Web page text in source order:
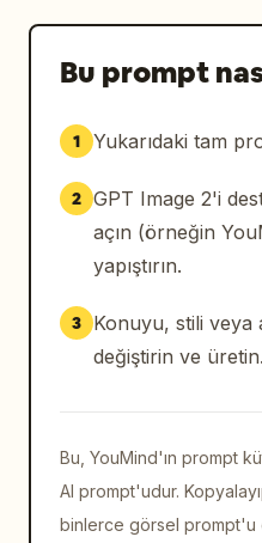
Bu prompt
1 Yukarıdaki tam
2 GPT Image 2'i
açın (örneğin
yapıştırın.
3
Konuyu, stili veya
değiştirin ve üretin.
Bu, YouMind'ın prompt
AI prompt'udur.
binlerce görsel prompt'u